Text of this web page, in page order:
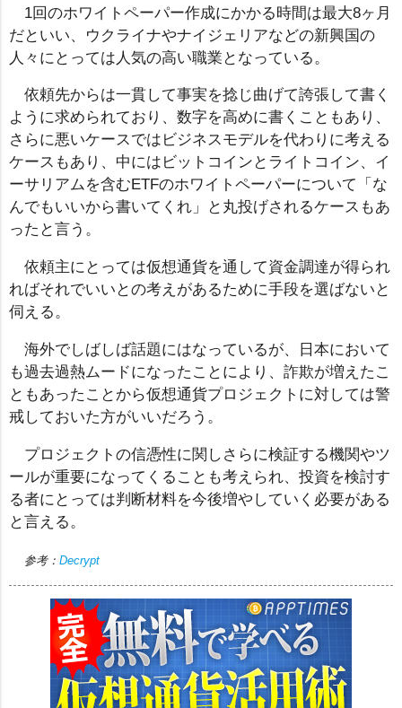
1回のホワイトペーパー作成にかかる時間は最大8ヶ月
だといい、ウクライナやナイジェリアなどの新興国の
人々にとっては人気の高い職業となっている。
依頼先からは一貫して事実を捻じ曲げて誇張して書く
ように求められており、数字を高めに書くこともあり、
さらに悪いケースではビジネスモデルを代わりに考える
ケースもあり、中にはビットコインとライトコイン、イ
ーサリアムを含むETFのホワイトペーパーについて「な
んでもいいから書いてくれ」と丸投げされるケースもあ
ったと言う。
依頼主にとっては仮想通貨を通して資金調達が得られ
ればそれでいいとの考えがあるために手段を選ばないと
伺える。
海外でしばしば話題にはなっているが、日本において
も過去過熱ムードになったことにより、詐欺が増えたこ
ともあったことから仮想通貨プロジェクトに対しては警
戒しておいた方がいいだろう。
プロジェクトの信憑性に関しさらに検証する機関やツ
ールが重要になってくることも考えられ、投資を検討す
る者にとっては判断材料を今後増やしていく必要がある
と言える。
参考： Decrypt